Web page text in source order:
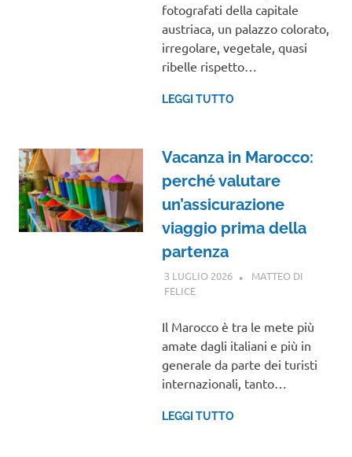
fotografati della capitale
austriaca, un palazzo colorato,
irregolare, vegetale, quasi
ribelle rispetto…
LEGGI TUTTO
Vacanza in Marocco:
perché valutare
un’assicurazione
viaggio prima della
partenza
3 LUGLIO 2026
MATTEO DI
FELICEGUIDE
Il Marocco è tra le mete più
amate dagli italiani e più in
generale da parte dei turisti
internazionali, tanto…
LEGGI TUTTO